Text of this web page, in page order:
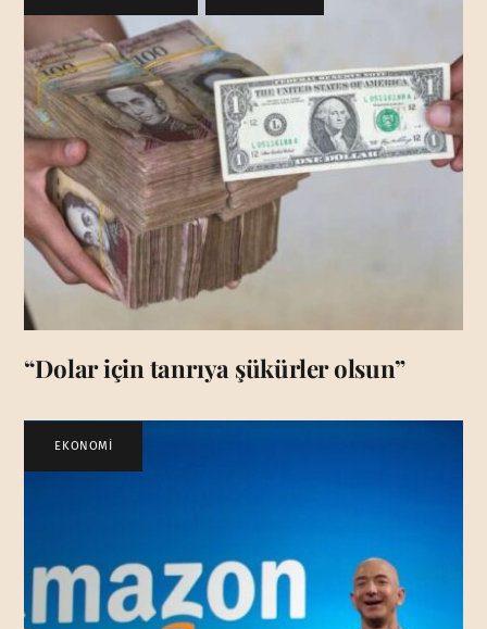
“Dolar için tanrıya şükürler olsun”
EKONOMİ